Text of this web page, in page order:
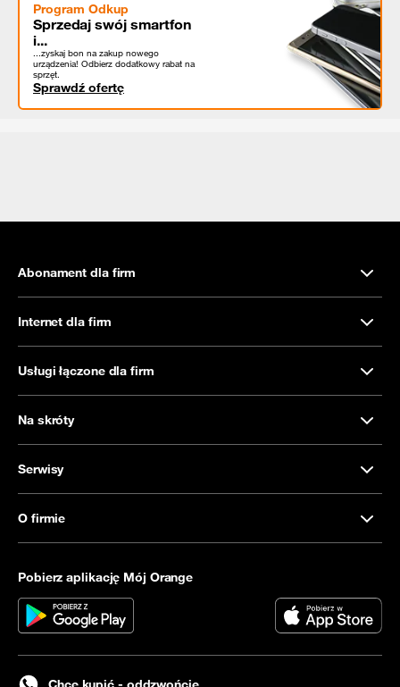
Program Odkup
Sprzedaj swój smartfon
i...
...zyskaj bon na zakup nowego
urządzenia! Odbierz dodatkowy rabat na
sprzęt.
Sprawdź ofertę
Abonament dla firm
Internet dla firm
Usługi łączone dla firm
Na skróty
Serwisy
O firmie
Pobierz aplikację Mój Orange